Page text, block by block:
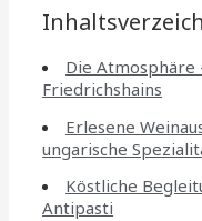
Die Atmosphäre
Friedrichshains
Erlesene
ungarische
Köstliche
Antipasti